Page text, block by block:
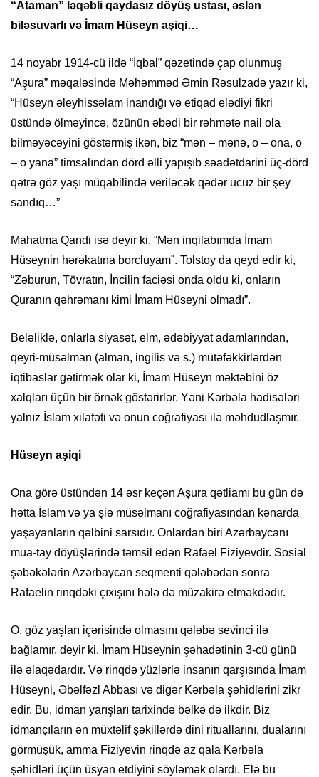
“Ataman” ləqəbli qaydasız döyüş ustası, əslən
biləsuvarlı və İmam Hüseyn aşiqi…
14 noyabr 1914-cü ildə “İqbal” qəzetində çap olunmuş
“Aşura” məqaləsində Məhəmməd Əmin Rəsulzadə yazır ki,
“Hüseyn əleyhissəlam inandığı və etiqad elədiyi fikri
üstündə ölməyincə, özünün əbədi bir rəhmətə nail ola
bilməyəcəyini göstərmiş ikən, biz “mən – mənə, o – ona, o
– o yana” timsalından dörd əlli yapışıb səadətdarini üç-dörd
qətrə göz yaşı müqabilində veriləcək qədər ucuz bir şey
sandıq…”
Mahatma Qandi isə deyir ki, “Mən inqilabımda İmam
Hüseynin hərəkatına borcluyam”. Tolstoy da qeyd edir ki,
“Zəburun, Tövratın, İncilin faciəsi onda oldu ki, onların
Quranın qəhrəmanı kimi İmam Hüseyni olmadı”.
Beləliklə, onlarla siyasət, elm, ədəbiyyat adamlarından,
qeyri-müsəlman (alman, ingilis və s.) mütəfəkkirlərdən
iqtibaslar gətirmək olar ki, İmam Hüseyn məktəbini öz
xalqları üçün bir örnək göstərirlər. Yəni Kərbəla hadisələri
yalnız İslam xilafəti və onun coğrafiyası ilə məhdudlaşmır.
Hüseyn aşiqi
Ona görə üstündən 14 əsr keçən Aşura qətliamı bu gün də
hətta İslam və ya şiə müsəlmanı coğrafiyasından kənarda
yaşayanların qəlbini sarsıdır. Onlardan biri Azərbaycanı
mua-tay döyüşlərində təmsil edən Rafael Fiziyevdir. Sosial
şəbəkələrin Azərbaycan seqmenti qələbədən sonra
Rafaelin rinqdəki çıxışını hələ də müzakirə etməkdədir.
O, göz yaşları içərisində olmasını qələbə sevinci ilə
bağlamır, deyir ki, İmam Hüseynin şəhadətinin 3-cü günü
ilə əlaqədardır. Və rinqdə yüzlərlə insanın qarşısında İmam
Hüseyni, Əbəlfəzl Abbası və digər Kərbəla şəhidlərini zikr
edir. Bu, idman yarışları tarixində bəlkə də ilkdir. Biz
idmançıların ən müxtəlif şəkillərdə dini rituallarını, dualarını
görmüşük, amma Fiziyevin rinqdə az qala Kərbəla
şəhidləri üçün üsyan etdiyini söyləmək olardı. Elə bu